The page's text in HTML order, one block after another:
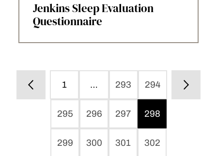
Jenkins Sleep Evaluation
Questionnaire
1 … 293 294
295 296 297 298
299 300 301 302